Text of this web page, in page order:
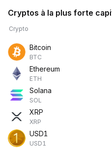
Cryptos à la plus forte
Crypto
Bitcoin
BTC
Ethereum
ETH
Solana
SOL
XRP
XRP
USD1
USD1